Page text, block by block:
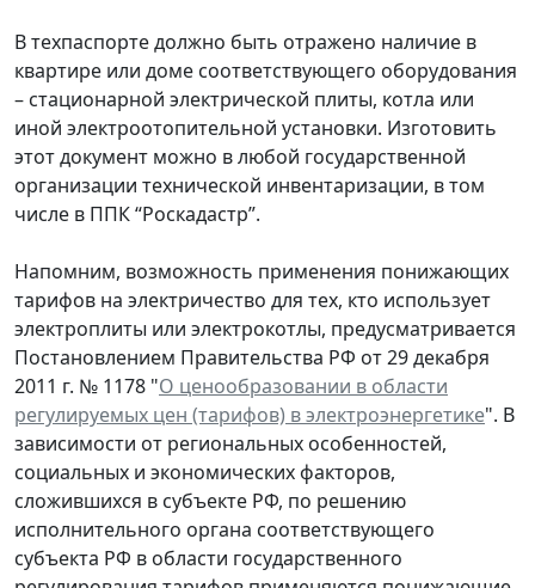
В техпаспорте должно быть отражено наличие в
квартире или доме соответствующего оборудования
– стационарной электрической плиты, котла или
иной электроотопительной установки. Изготовить
этот документ можно в любой государственной
организации технической инвентаризации, в том
числе в ППК “Роскадастр”.
Напомним, возможность применения понижающих
тарифов на электричество для тех, кто использует
электроплиты или электрокотлы, предусматривается
Постановлением Правительства РФ от 29 декабря
2011 г. № 1178 "О ценообразовании в области
регулируемых цен (тарифов) в электроэнергетике". В
зависимости от региональных особенностей,
социальных и экономических факторов,
сложившихся в субъекте РФ, по решению
исполнительного органа соответствующего
субъекта РФ в области государственного